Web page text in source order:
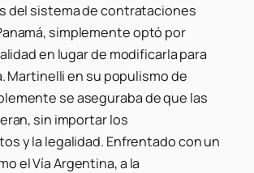
del sistema de contrataciones
simplemente optó por
en lugar de modificarla para
Martinelli en su populismo de
se aseguraba de que las
sin importar los
y la legalidad. Enfrentado con un
el Vía Argentina, a la